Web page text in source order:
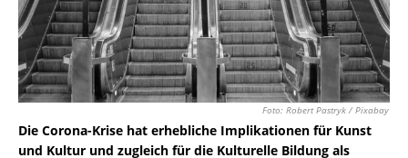
Foto: Robert Pastryk / Pixabay
Die Corona-Krise hat erhebliche Implikationen für Kunst
und Kultur und zugleich für die Kulturelle Bildung als